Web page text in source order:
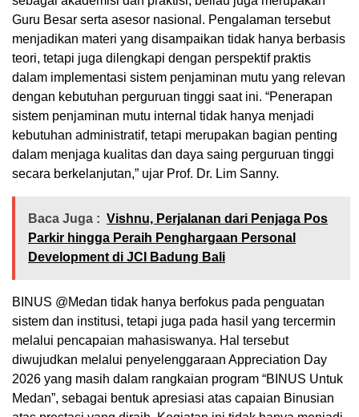
Guru Besar serta asesor nasional. Pengalaman tersebut
menjadikan materi yang disampaikan tidak hanya berbasis
teori, tetapi juga dilengkapi dengan perspektif praktis
dalam implementasi sistem penjaminan mutu yang relevan
dengan kebutuhan perguruan tinggi saat ini. “Penerapan
sistem penjaminan mutu internal tidak hanya menjadi
kebutuhan administratif, tetapi merupakan bagian penting
dalam menjaga kualitas dan daya saing perguruan tinggi
secara berkelanjutan,” ujar Prof. Dr. Lim Sanny.
Baca Juga : Vishnu, Perjalanan dari Penjaga Pos
Parkir hingga Peraih Penghargaan Personal
Development di JCI Badung Bali
BINUS @Medan tidak hanya berfokus pada penguatan
sistem dan institusi, tetapi juga pada hasil yang tercermin
melalui pencapaian mahasiswanya. Hal tersebut
diwujudkan melalui penyelenggaraan Appreciation Day
2026 yang masih dalam rangkaian program “BINUS Untuk
Medan”, sebagai bentuk apresiasi atas capaian Binusian